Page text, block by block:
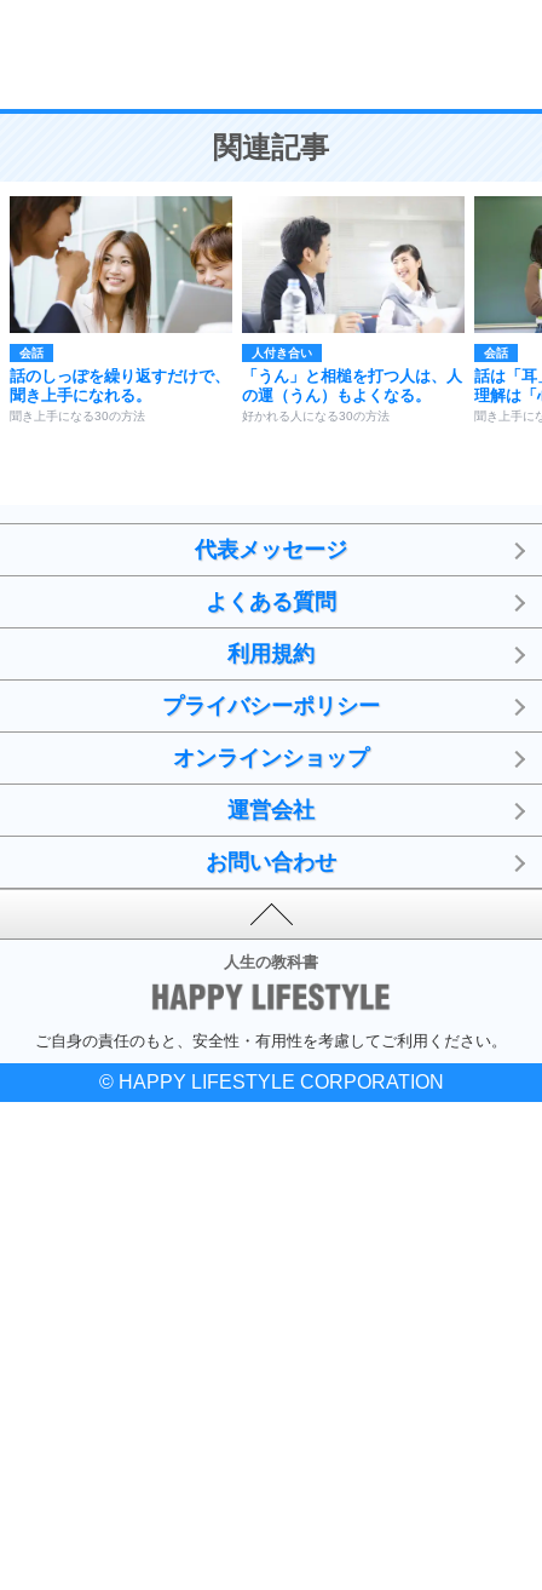
ことが大切。
関連記事
会話
話のしっぽを繰り返すだけで、
聞き上手になれる。
聞き上手になる30の方法
人付き合い
「うん」と相槌を打つ人は、人
の運（うん）もよくなる。
好かれる人になる30の方法
会話
話は「耳
理解は「
聞き上手に
代表メッセージ
よくある質問
利用規約
プライバシーポリシー
オンラインショップ
運営会社
お問い合わせ
人生の教科書
ご自身の責任のもと、安全性・有用性を考慮してご利用ください。
© HAPPY LIFESTYLE CORPORATION